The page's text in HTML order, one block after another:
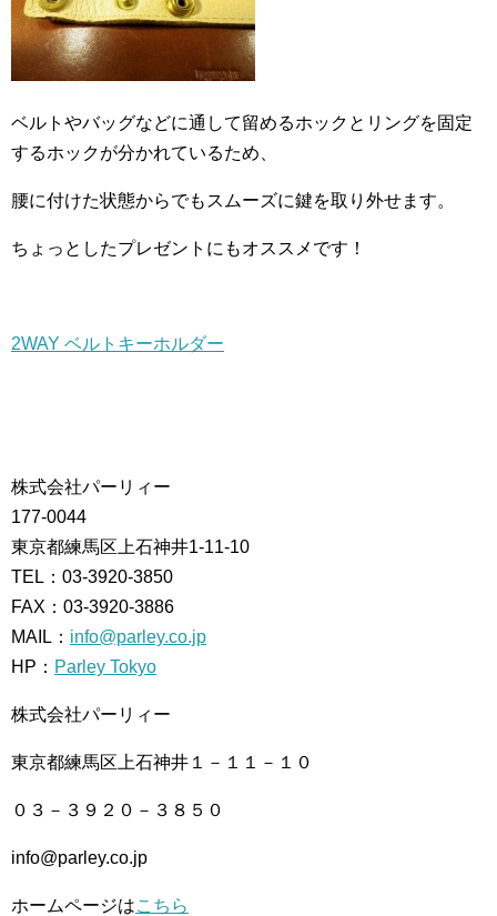
ベルトやバッグなどに通して留めるホックとリングを固定
するホックが分かれているため、
腰に付けた状態からでもスムーズに鍵を取り外せます。
ちょっとしたプレゼントにもオススメです！
2WAY ベルトキーホルダー
株式会社パーリィー
177-0044
東京都練馬区上石神井1-11-10
TEL：03-3920-3850
FAX：03-3920-3886
MAIL： info@parley.co.jp
HP： Parley Tokyo
株式会社パーリィー
東京都練馬区上石神井１－１１－１０
０３－３９２０－３８５０
info@parley.co.jp
ホームページはこちら